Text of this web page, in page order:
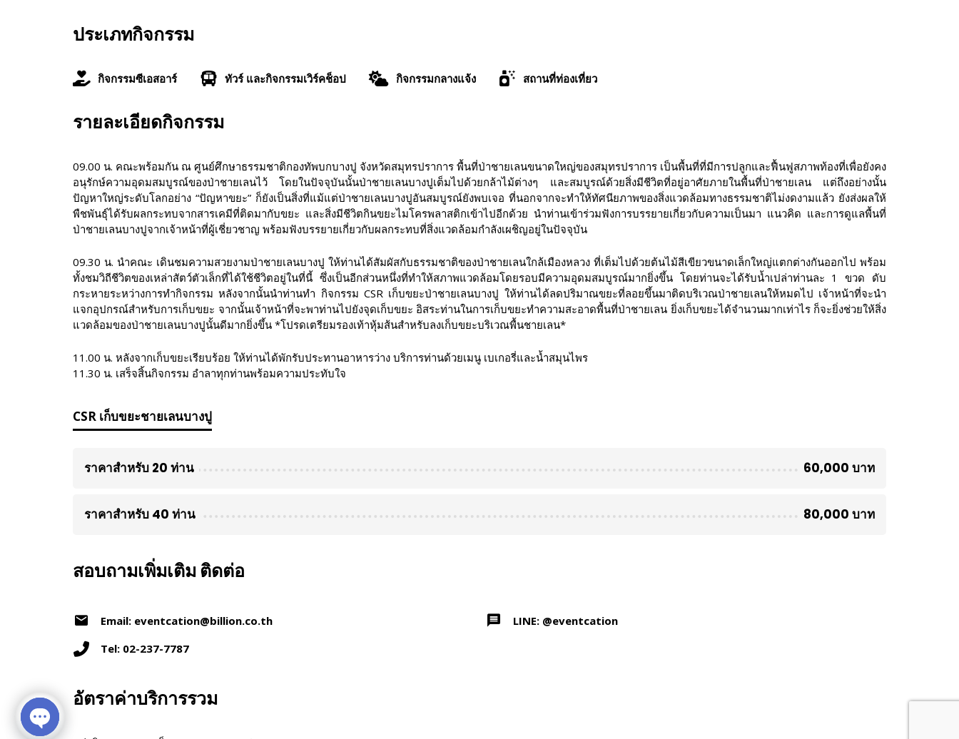
ประเภทกิจกรรม
กิจกรรมซีเอสอาร์ ทัวร์ และกิจกรรมเวิร์คช็อป กิจกรรมกลางแจ้ง สถานที่ท่องเที่ยว
รายละเอียดกิจกรรม
09.00 น. คณะพร้อมกัน ณ ศูนย์ศึกษาธรรมชาติกองทัพบกบางปู จังหวัดสมุทรปราการ พื้นที่ป่าชายเลนขนาดใหญ่ของสมุทรปราการ เป็นพื้นที่ที่มีการปลูกและฟื้นฟูสภาพท้องที่เพื่อยังคง
อนุรักษ์ความอุดมสมบูรณ์ของป่าชายเลนไว้ โดยในปัจจุบันนั้นป่าชายเลนบางปูเต็มไปด้วยกล้าไม้ต่างๆ และสมบูรณ์ด้วยสิ่งมีชีวิตที่อยู่อาศัยภายในพื้นที่ป่าชายเลน แต่ถึงอย่างนั้น
ปัญหาใหญ่ระดับโลกอย่าง “ปัญหาขยะ” ก็ยังเป็นสิ่งที่แม้แต่ป่าชายเลนบางปูอันสมบูรณ์ยังพบเจอ ที่นอกจากจะทำให้ทัศนียภาพของสิ่งแวดล้อมทางธรรมชาติไม่งดงามแล้ว ยังส่งผลให้
พืชพันธุ์ได้รับผลกระทบจากสารเคมีที่ติดมากับขยะ และสิ่งมีชีวิตกินขยะไมโครพลาสติกเข้าไปอีกด้วย นำท่านเข้าร่วมฟังการบรรยายเกี่ยวกับความเป็นมา แนวคิด และการดูแลพื้นที่
ป่าชายเลนบางปูจากเจ้าหน้าที่ผู้เชี่ยวชาญ พร้อมฟังบรรยายเกี่ยวกับผลกระทบที่สิ่งแวดล้อมกำลังเผชิญอยู่ในปัจจุบัน
09.30 น. นำคณะ เดินชมความสวยงามป่าชายเลนบางปู ให้ท่านได้สัมผัสกับธรรมชาติของป่าชายเลนใกล้เมืองหลวง ที่เต็มไปด้วยต้นไม้สีเขียวขนาดเล็กใหญ่แตกต่างกันออกไป พร้อม
ทั้งชมวิถีชีวิตของเหล่าสัตว์ตัวเล็กที่ได้ใช้ชีวิตอยู่ในที่นี้ ซึ่งเป็นอีกส่วนหนึ่งที่ทำให้สภาพแวดล้อมโดยรอบมีความอุดมสมบูรณ์มากยิ่งขึ้น โดยท่านจะได้รับน้ำเปล่าท่านละ 1 ขวด ดับ
กระหายระหว่างการทำกิจกรรม หลังจากนั้นนำท่านทำ กิจกรรม CSR เก็บขยะป่าชายเลนบางปู ให้ท่านได้ลดปริมาณขยะที่ลอยขึ้นมาติดบริเวณป่าชายเลนให้หมดไป เจ้าหน้าที่จะนำ
แจกอุปกรณ์สำหรับการเก็บขยะ จากนั้นเจ้าหน้าที่จะพาท่านไปยังจุดเก็บขยะ อิสระท่านในการเก็บขยะทำความสะอาดพื้นที่ป่าชายเลน ยิ่งเก็บขยะได้จำนวนมากเท่าไร ก็จะยิ่งช่วยให้สิ่ง
แวดล้อมของป่าชายเลนบางปูนั้นดีมากยิ่งขึ้น *โปรดเตรียมรองเท้าหุ้มส้นสำหรับลงเก็บขยะบริเวณพื้นชายเลน*
11.00 น. หลังจากเก็บขยะเรียบร้อย ให้ท่านได้พักรับประทานอาหารว่าง บริการท่านด้วยเมนู เบเกอรี่และน้ำสมุนไพร
11.30 น. เสร็จสิ้นกิจกรรม อำลาทุกท่านพร้อมความประทับใจ
CSR เก็บขยะชายเลนบางปู
ราคาสำหรับ 20 ท่าน 60,000 บาท
ราคาสำหรับ 40 ท่าน 80,000 บาท
สอบถามเพิ่มเติม ติดต่อ
Email: eventcation@billion.co.th
LINE: @eventcation
Tel: 02-237-7787
อัตราค่าบริการรวม